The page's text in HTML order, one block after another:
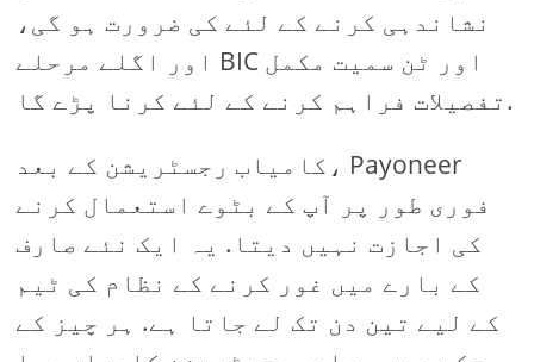
نشاندہی کرنے کے لئے کی ضرورت ہو گی،
اور اگلے مرحلے BIC اور ٹن سمیت مکمل
تفصیلات فراہم کرنے کے لئے کرنا پڑے گا.
کامیاب رجسٹریشن کے بعد، Payoneer
فوری طور پر آپ کے بٹوے استعمال کرنے
کی اجازت نہیں دیتا. یہ ایک نئے صارف
کے بارے میں غور کرنے کے نظام کی ٹیم
کے لیے تین دن تک لے جاتا ہے. ہر چیز کے